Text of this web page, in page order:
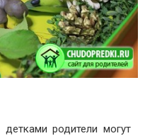
родители могут